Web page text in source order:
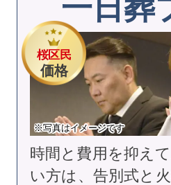
桜区民
価格
※写真はイメージです
一日葬
時間と費用を抑え
い方は、告別式と